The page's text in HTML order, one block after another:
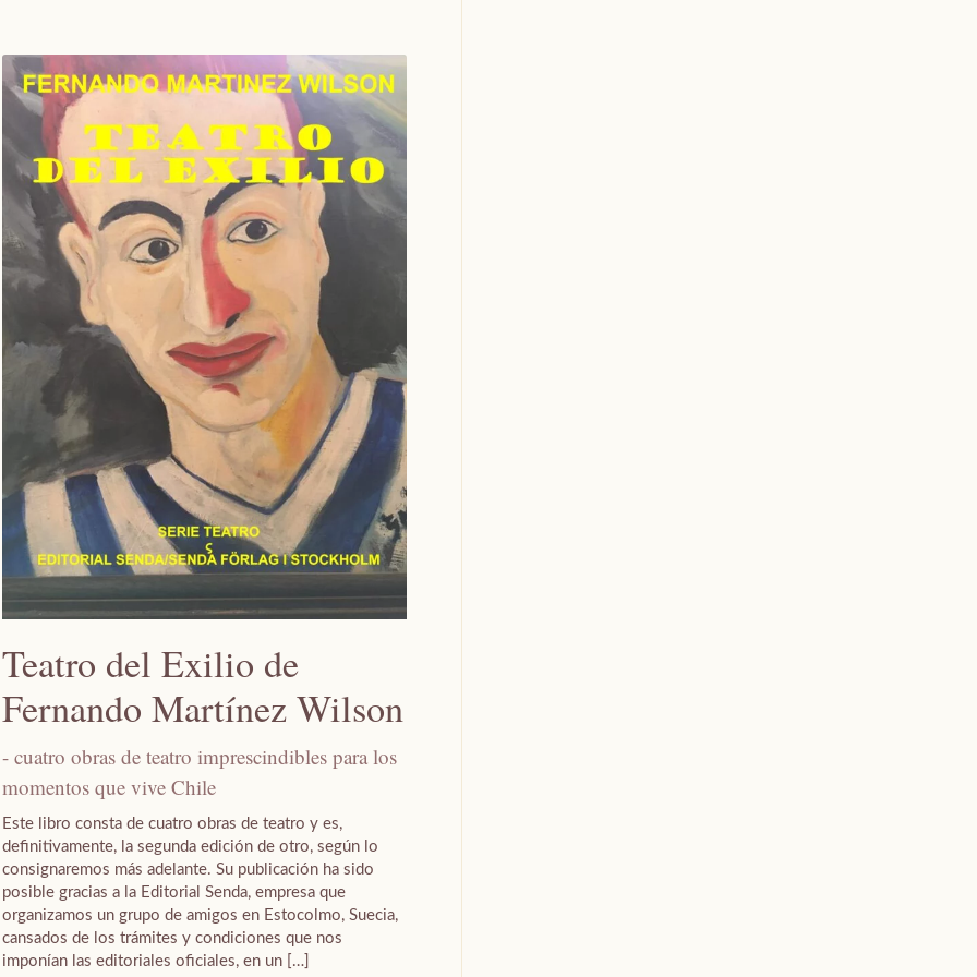
Teatro del Exilio de
Fernando Martínez Wilson
- cuatro obras de teatro imprescindibles para los
momentos que vive Chile
Este libro consta de cuatro obras de teatro y es,
definitivamente, la segunda edición de otro, según lo
consignaremos más adelante. Su publicación ha sido
posible gracias a la Editorial Senda, empresa que
organizamos un grupo de amigos en Estocolmo, Suecia,
cansados de los trámites y condiciones que nos
imponían las editoriales oficiales, en un […]